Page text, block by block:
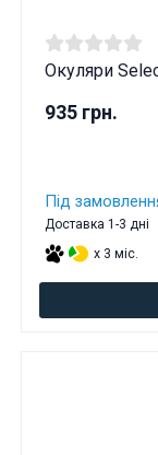
Окуляри
935 грн.
Під
Доставка 1-3 дні
x 3 міс.